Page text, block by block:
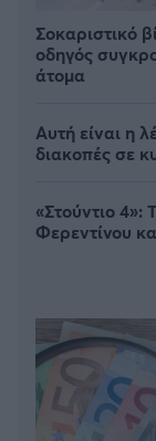
Σοκαριστικό
οδηγός
άτομα
Αυτή είναι η
διακοπές σε
«Στούντιο 4»:
Φερεντίνου